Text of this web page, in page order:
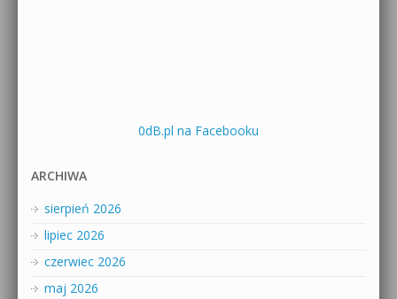
0dB.pl na Facebooku
ARCHIWA
sierpień 2026
lipiec 2026
czerwiec 2026
maj 2026